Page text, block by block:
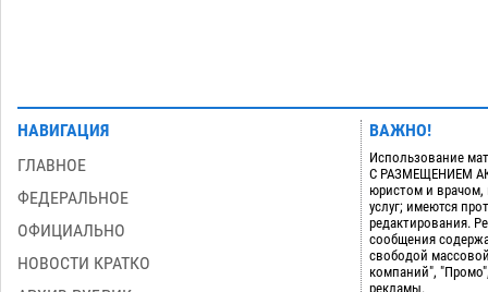
НАВИГАЦИЯ
ГЛАВНОЕ
ФЕДЕРАЛЬНОЕ
ОФИЦИАЛЬНО
НОВОСТИ КРАТКО
ВАЖНО!
Использование
С РАЗМЕЩЕНИЕМ
юристом и врачом,
услуг; имеются
редактирования.
сообщения
свободой
компаний",
рекламы.